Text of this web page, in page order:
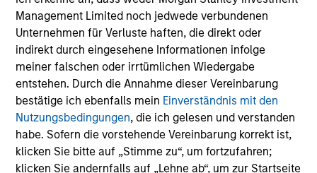
Management Limited noch jedwede verbundenen
Unternehmen für Verluste haften, die direkt oder
indirekt durch eingesehene Informationen infolge
meiner falschen oder irrtümlichen Wiedergabe
entstehen. Durch die Annahme dieser Vereinbarung
bestätige ich ebenfalls mein Einverständnis mit den
Nutzungsbedingungen, die ich gelesen und verstanden
habe. Sofern die vorstehende Vereinbarung korrekt ist,
klicken Sie bitte auf „Stimme zu“, um fortzufahren;
klicken Sie andernfalls auf „Lehne ab“, um zur Startseite
Christian Beck, CFA
Executive Director
Yige Zou, CFA
Executive Director
Ravel Shen, CFA